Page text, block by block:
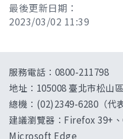
最後更新日期：
2023/03/02 11:39
服務電話：0800-211798
地址： 105008 臺北市松山
總機：(02)2349-6280（代
建議瀏覽器：Firefox 39+
Microsoft Edge